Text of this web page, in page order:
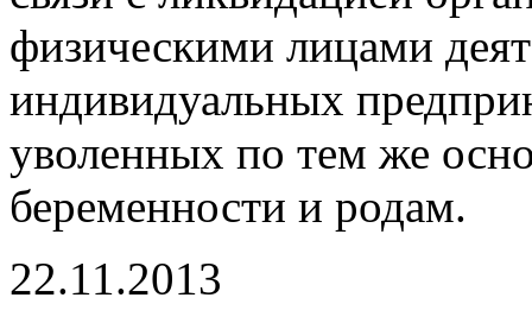
физическими лицами
индивидуальных
уволенных по тем же
беременности и родам.
22.11.2013